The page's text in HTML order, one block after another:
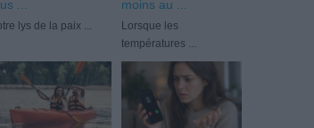
...
lys de la paix ...
moins au ...
Lorsque les
températures ...